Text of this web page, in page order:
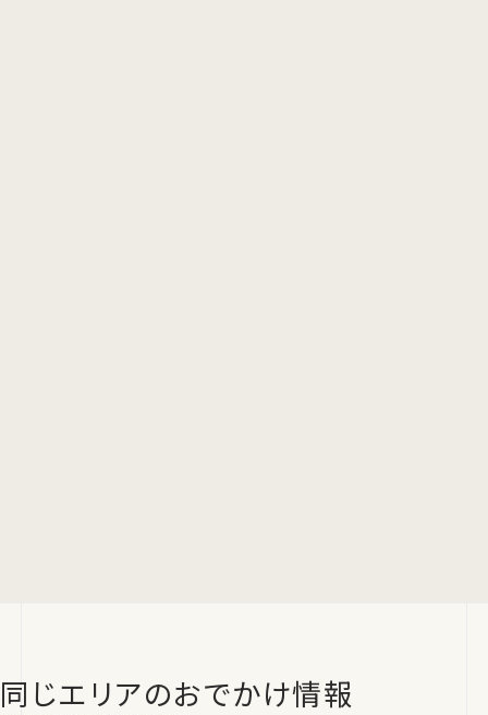
同じエリアのおでかけ情報